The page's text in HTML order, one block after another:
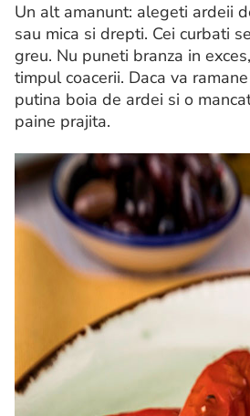
Un alt amanunt: alegeti ardeii
sau mica si drepti. Cei curbati
greu. Nu puneti branza in
timpul coacerii. Daca va
putina boia de ardei si o
paine prajita.